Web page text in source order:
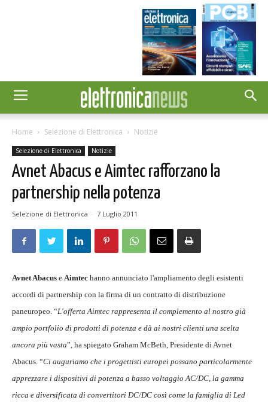
Home Selezione di Elettronica Notizie
Selezione di Elettronica Notizie
Avnet Abacus e Aimtec rafforzano la
partnership nella potenza
Selezione di Elettronica - 7 Luglio 2011
Avnet Abacus e Aimtec hanno annunciato l'ampliamento degli esistenti
accordi di partnership con la firma di un contratto di distribuzione
paneuropeo. “L'offerta Aimtec rappresenta il complemento al nostro già
ampio portfolio di prodotti di potenza e dà ai nostri clienti una scelta
ancora più vasta”, ha spiegato Graham McBeth, Presidente di Avnet
Abacus. “Ci auguriamo che i progettisti europei possano particolarmente
apprezzare i dispositivi di potenza a basso voltaggio AC/DC, la gamma
ricca e diversificata di convertitori DC/DC così come la famiglia di Led